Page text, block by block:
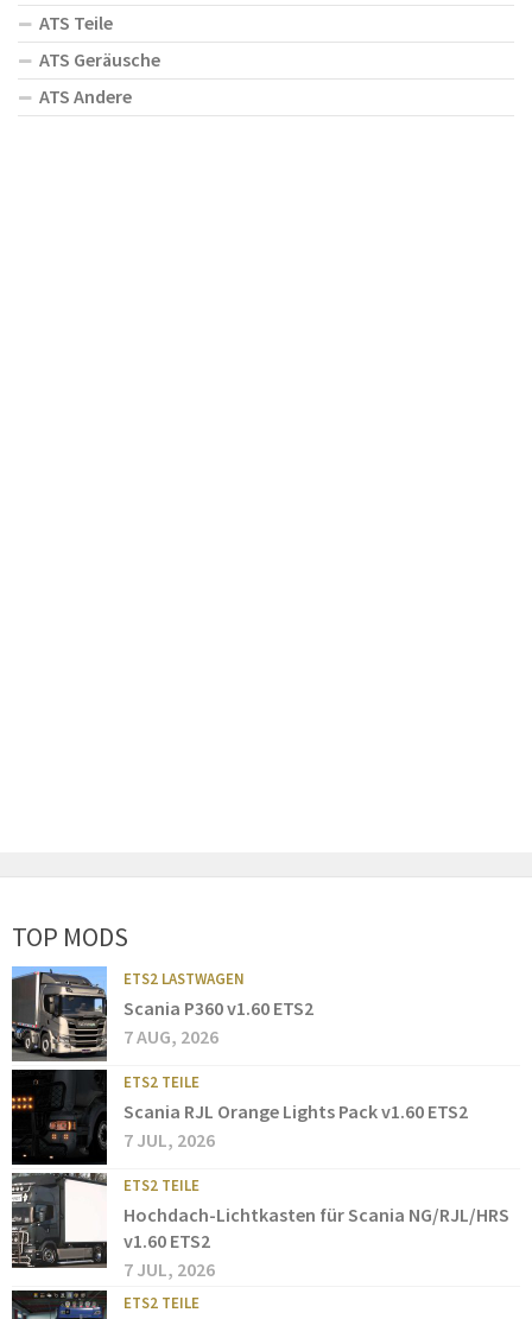
ATS Teile
ATS Geräusche
ATS Andere
TOP MODS
ETS2 LASTWAGEN
Scania P360 v1.60 ETS2
7 AUG, 2026
ETS2 TEILE
Scania RJL Orange Lights Pack v1.60 ETS2
7 JUL, 2026
ETS2 TEILE
Hochdach-Lichtkasten für Scania NG/RJL/HRS
v1.60 ETS2
7 JUL, 2026
ETS2 TEILE